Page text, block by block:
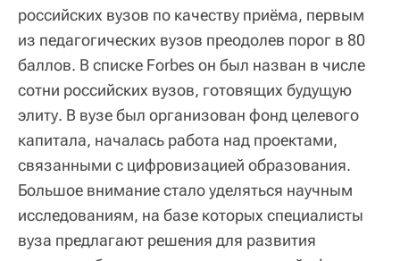
российских вузов по качеству приёма, первым
из педагогических вузов преодолев порог в 80
баллов. В списке Forbes он был назван в числе
сотни российских вузов, готовящих будущую
элиту. В вузе был организован фонд целевого
капитала, началась работа над проектами,
связанными с цифровизацией образования.
Большое внимание стало уделяться научным
исследованиям, на базе которых специалисты
вуза предлагают решения для развития